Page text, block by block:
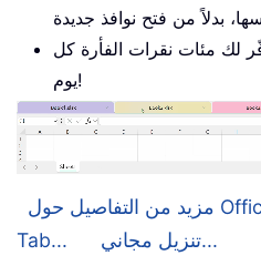
بنسبة 50% ويوفّر لك مئات نقرات الفأرة كل
يوم!
مزيد من التفاصيل حول Office
Tab...
تنزيل مجاني...